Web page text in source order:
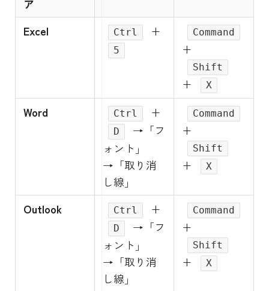
ア
Excel Ctrl +
5
Command
+
Shift
+ X
Word Ctrl +
D
→「フ
ォント」
→「取り消
し線」
Command
+
Shift
+ X
Outlook Ctrl +
D
→「フ
ォント」
→「取り消
し線」
Command
+
Shift
+ X